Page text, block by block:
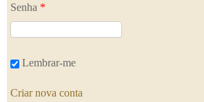
Senha *
Lembrar-me
Criar nova conta